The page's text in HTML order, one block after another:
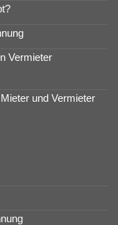
Vermieter
und Vermieter